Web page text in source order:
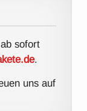
sofort
.
uns auf